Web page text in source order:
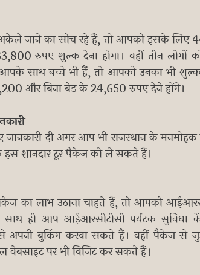
जाने का सोच रहे हैं, तो आपको इसके लिए
रुपए शुल्क देना होगा। वहीं तीन लोगों
आपके साथ बच्चे भी हैं, तो आपको उनका भी
और बिना बेड के 24,650 रुपए देने होंगे।
जानकारी दी अगर आप भी राजस्थान के मनमोहक
शानदार टूर पैकेज को ले सकते हैं।
का लाभ उठाना चाहते हैं, तो आपको
ही आप आईआरसीटीसी पर्यटक सुविधा
अपनी बुकिंग करवा सकते हैं। वहीं पैकेज से
पर भी विजिट कर सकते हैं।